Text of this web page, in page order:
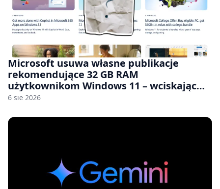
Microsoft usuwa własne publikacje
rekomendujące 32 GB RAM
użytkownikom Windows 11 – wciskając
nam przy tym komputery z 8 GB RAM po
6 sie 2026